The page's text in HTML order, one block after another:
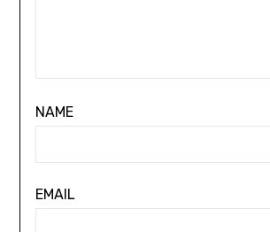
NAME
EMAIL